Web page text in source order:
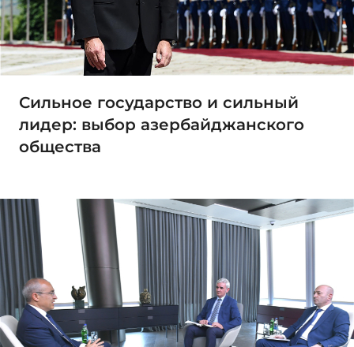
Сильное государство и сильный
лидер: выбор азербайджанского
общества